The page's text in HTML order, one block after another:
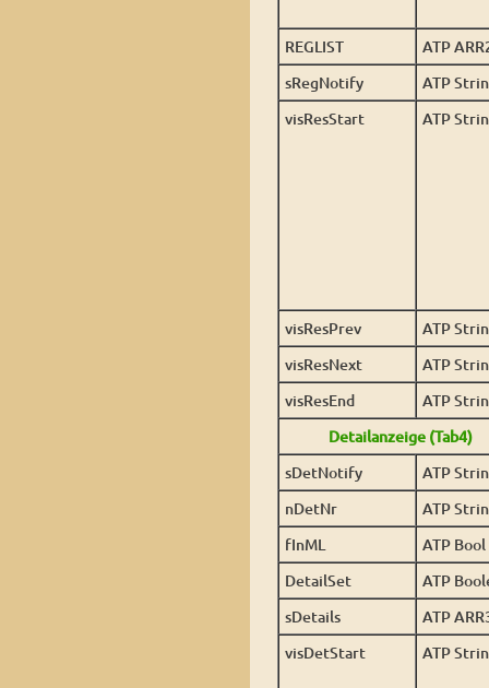
REGLIST
ATP
sRegNotify
ATP
visResStart
ATP
visResPrev
ATP
visResNext
ATP
visResEnd
ATP
Detailanzeige (Tab4)
sDetNotify
ATP
nDetNr
ATP
fInML
ATP Bool
DetailSet
ATP
sDetails
ATP
visDetStart
ATP